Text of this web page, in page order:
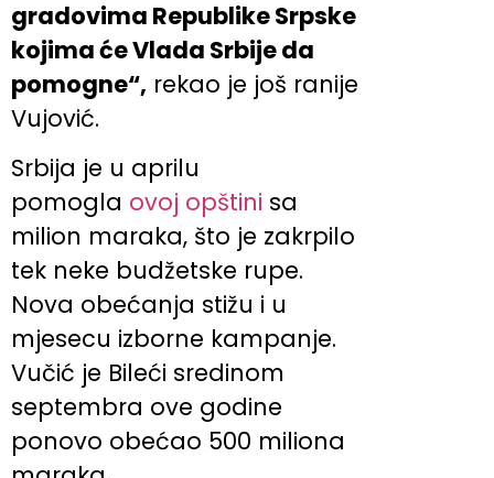
gradovima Republike Srpske
kojima će Vlada Srbije da
pomogne“, rekao je još ranije
Vujović.
Srbija je u aprilu
pomogla ovoj opštini sa
milion maraka, što je zakrpilo
tek neke budžetske rupe.
Nova obećanja stižu i u
mjesecu izborne kampanje.
Vučić je Bileći sredinom
septembra ove godine
ponovo obećao 500 miliona